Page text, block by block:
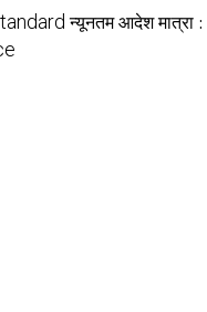
न्यूनतम आदेश मात्रा :